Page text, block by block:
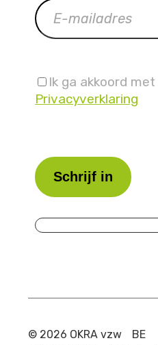
Ik ga akkoord met
Privacyverklaring
dit
veld
leeg.
© 2026 OKRA vzw
BE